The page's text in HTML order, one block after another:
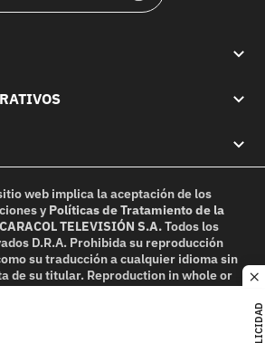
web implica la aceptación de los
y Políticas de Tratamiento de la
CARACOL TELEVISIÓN S.A.Todos los
D.R.A. Prohibida su reproducción
su traducción a cualquier idioma sin
de su titular. Reproduction in whole or
without written permission is